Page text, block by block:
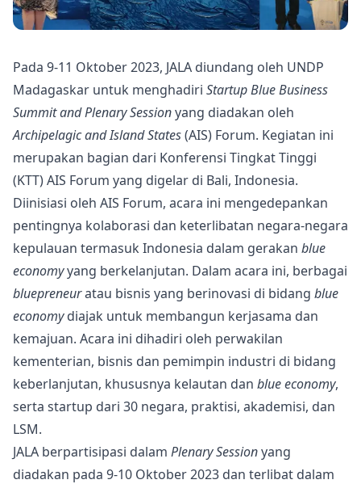
Pada 9-11 Oktober 2023, JALA diundang oleh UNDP
Madagaskar untuk menghadiri Startup Blue Business
Summit and Plenary Sessionyang diadakan oleh
Archipelagic and Island States(AIS) Forum. Kegiatan ini
merupakan bagian dari Konferensi Tingkat Tinggi
(KTT) AIS Forum yang digelar di Bali, Indonesia.
Diinisiasi oleh AIS Forum, acara ini mengedepankan
pentingnya kolaborasi dan keterlibatan negara-negara
kepulauan termasuk Indonesia dalam gerakan blue
economyyang berkelanjutan. Dalam acara ini, berbagai
bluepreneuratau bisnis yang berinovasi di bidang blue
economydiajak untuk membangun kerjasama dan
kemajuan. Acara ini dihadiri oleh perwakilan
kementerian, bisnis dan pemimpin industri di bidang
keberlanjutan, khususnya kelautan dan blue economy,
serta startup dari 30 negara, praktisi, akademisi, dan
LSM.
JALA berpartisipasi dalam Plenary Sessionyang
diadakan pada 9-10 Oktober 2023 dan terlibat dalam